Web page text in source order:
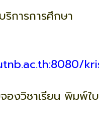
การการศึกษา
องวิชาเรียน พิมพ์ใบ